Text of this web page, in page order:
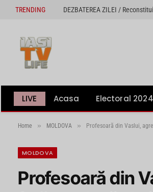
TRENDING DEZBATEREA ZILEI /
LIVE Acasa Electoral 2024
Home » MOLDOVA » Profesoară din Vaslui,
MOLDOVA
Profesoară din